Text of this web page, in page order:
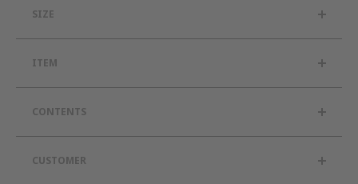
SIZE
ITEM
CONTENTS
CUSTOMER